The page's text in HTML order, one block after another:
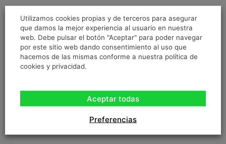
Utilizamos cookies propias y de terceros para asegurar
que damos la mejor experiencia al usuario en nuestra
web. Debe pulsar el botón "Aceptar" para poder navegar
por este sitio web dando consentimiento al uso que
hacemos de las mismas conforme a nuestra política de
cookies y privacidad.
Preferencias
Aceptar todas